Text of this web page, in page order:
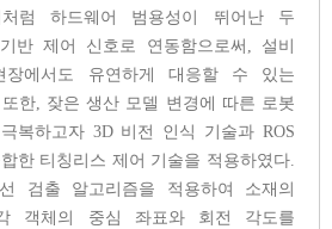
럼 하드웨어 범용성이 뛰어난 두
반 제어 신호로 연동함으로써, 설비
에서도 유연하게 대응할 수 있는
한, 잦은 생산 모델 변경에 따른 로봇
복하고자 3D 비전 인식 기술과 ROS
한 티칭리스 제어 기술을 적용하였다.
검출 알고리즘을 적용하여 소재의
객체의 중심 좌표와 회전 각도를